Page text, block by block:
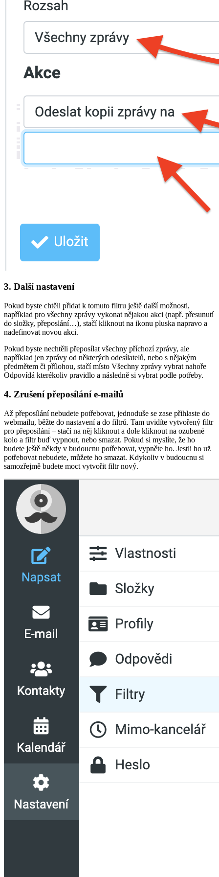
3. Další nastavení
Pokud byste chtěli přidat k tomuto filtru ještě další možnosti,
například pro všechny zprávy vykonat nějakou akci (např. přesunutí
do složky, přeposlání…), stačí kliknout na ikonu pluska napravo a
nadefinovat novou akci.
Pokud byste nechtěli přeposílat všechny příchozí zprávy, ale
například jen zprávy od některých odesílatelů, nebo s nějakým
předmětem či přílohou, stačí místo Všechny zprávy vybrat nahoře
Odpovídá kterékoliv pravidlo a následně si vybrat podle potřeby.
4. Zrušení přeposílání e-mailů
Až přeposílání nebudete potřebovat, jednoduše se zase přihlaste do
webmailu, běžte do nastavení a do filtrů. Tam uvidíte vytvořený filtr
pro přeposílání – stačí na něj kliknout a dole kliknout na ozubené
kolo a filtr buď vypnout, nebo smazat. Pokud si myslíte, že ho
budete ještě někdy v budoucnu potřebovat, vypněte ho. Jestli ho už
potřebovat nebudete, můžete ho smazat. Kdykoliv v budoucnu si
samozřejmě budete moct vytvořit filtr nový.